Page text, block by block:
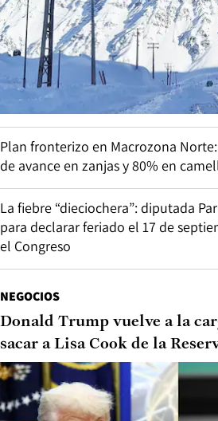
Plan fronterizo en Macrozona
de avance en zanjas y 80% en
La fiebre “dieciochera”: diputada
para declarar feriado el 17 de
el Congreso
NEGOCIOS
Donald Trump vuelve a la
sacar a Lisa Cook de la